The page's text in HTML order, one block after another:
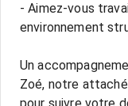
- Aimez-vous
environnement
Un
Zoé, notre